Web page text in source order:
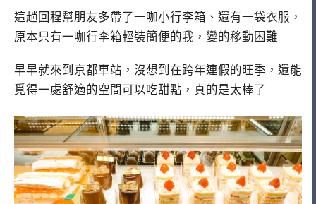
這趟回程幫朋友多帶了一咖小行李箱、還有一袋衣服，
原本只有一咖行李箱輕裝簡便的我，變的移動困難
早早就來到京都車站，沒想到在跨年連假的旺季，還能
覓得一處舒適的空間可以吃甜點，真的是太棒了